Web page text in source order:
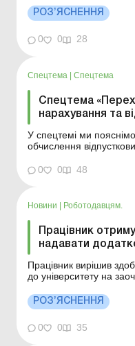
дітей)? Більше за темою: Чи виплачувати
компенсацію за
РОЗ’ЯСНЕННЯ
0 0 28
Спецтема | Спецтема
Спецтема
нарахування та
У спецтемі ми
обчислення
звітними періодами,
нарахування та для
запитан...
0 0 48
Новини | Роботодавцям.
Працівник
надавати
Працівник вирішив
до університету на
навчанням і якщо
за темою: Чому не зараховується до стажу період
РОЗ’ЯСНЕННЯ
0 0 35